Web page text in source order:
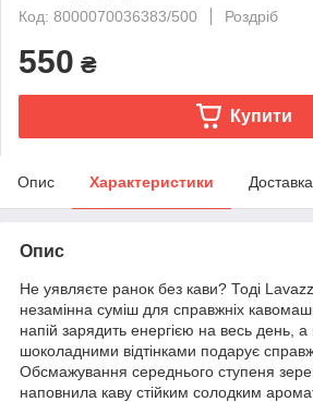
Код: 8000070036383/500
Роздріб
550 ₴
Купити
Опис Характеристики Доставка
Опис
Не уявляєте ранок без кави? Тоді
незамінна суміш для справжніх
напій зарядить енергією на весь день,
шоколадними відтінками подарує
Обсмажування середнього ступеня
наповнила каву стійким солодким